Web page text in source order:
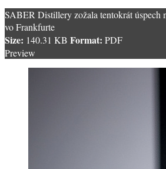
SABER Distillery zožala tentokrát úspech
vo Frankfurte
Size: 140.31 KB Format: PDF
Preview